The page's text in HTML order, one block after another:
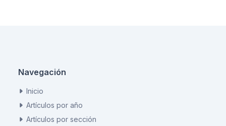
Navegación
Inicio
Artículos por año
Artículos por sección